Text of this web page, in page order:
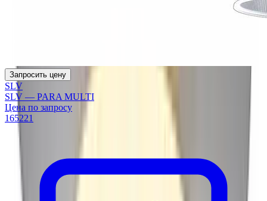
Запросить цену
SLV
SLV — PARA MULTI
Цена по запросу
165221